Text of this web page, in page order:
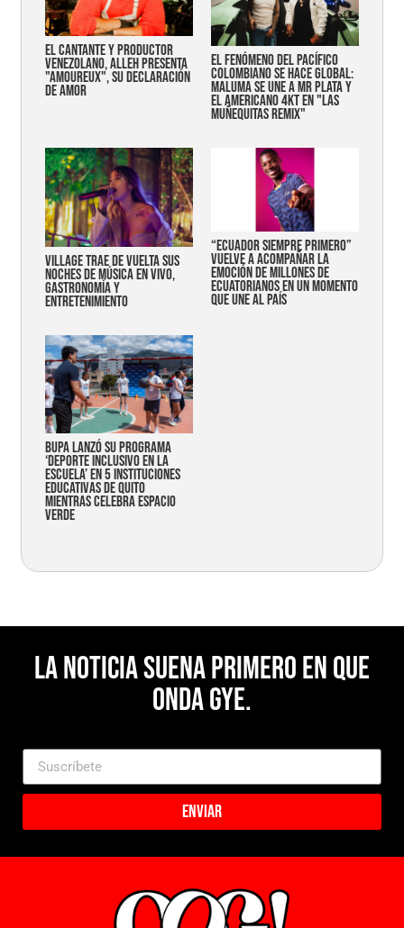
EL CANTANTE Y PRODUCTOR
VENEZOLANO, ALLEH PRESENTA
"AMOUREUX", SU DECLARACIÓN
DE AMOR
EL FENÓMENO DEL PACÍFICO
COLOMBIANO SE HACE GLOBAL:
MALUMA SE UNE A MR PLATA Y
EL AMERICANO 4KT EN "LAS
MUÑEQUITAS REMIX"
Village trae de vuelta sus
noches de música en vivo,
gastronomía y
entretenimiento
“Ecuador siempre primero”
vuelve a acompañar la
emoción de millones de
ecuatorianos en un momento
que une al país
Bupa lanzó su programa
‘Deporte Inclusivo en la
Escuela’ en 5 instituciones
educativas de Quito
mientras celebra espacio
verde
La noticia suena primero en Que
Onda Gye.
Enviar